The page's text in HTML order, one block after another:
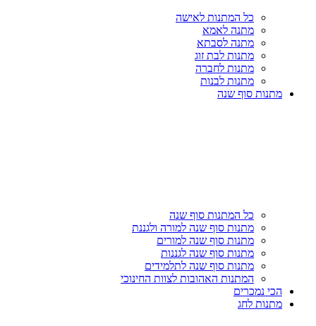
כל המתנות לאישה
מתנה לאמא
מתנה לסבתא
מתנות לבת זוג
מתנות לחברה
מתנות לבנות
מתנות סוף שנה
כל המתנות סוף שנה
מתנות סוף שנה למורה ולגננת
מתנות סוף שנה למורים
מתנות סוף שנה לגננות
מתנות סוף שנה לתלמידים
המתנות האהובות לצוות החינוכי
הכי נמכרים
מתנות לחג